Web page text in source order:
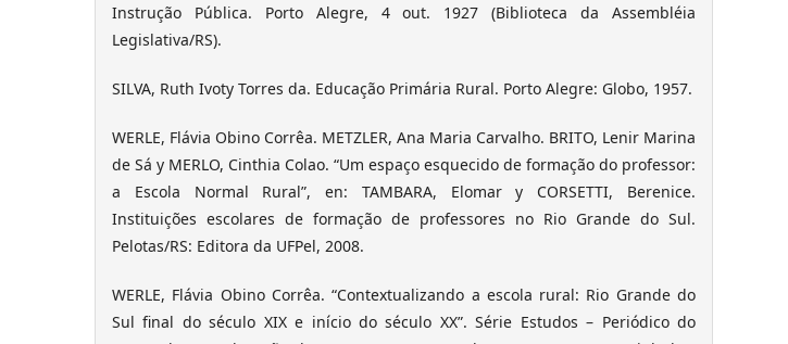
Instrução Pública. Porto Alegre, 4 out. 1927 (Biblioteca da Assembléia
Legislativa/RS).
SILVA, Ruth Ivoty Torres da. Educação Primária Rural. Porto Alegre: Globo, 1957.
WERLE, Flávia Obino Corrêa. METZLER, Ana Maria Carvalho. BRITO, Lenir Marina
de Sá y MERLO, Cinthia Colao. “Um espaço esquecido de formação do professor:
a Escola Normal Rural”, en: TAMBARA, Elomar y CORSETTI, Berenice.
Instituições escolares de formação de professores no Rio Grande do Sul.
Pelotas/RS: Editora da UFPel, 2008.
WERLE, Flávia Obino Corrêa. “Contextualizando a escola rural: Rio Grande do
Sul final do século XIX e início do século XX”. Série Estudos – Periódico do